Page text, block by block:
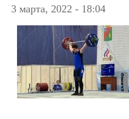
3 марта, 2022 - 18:04